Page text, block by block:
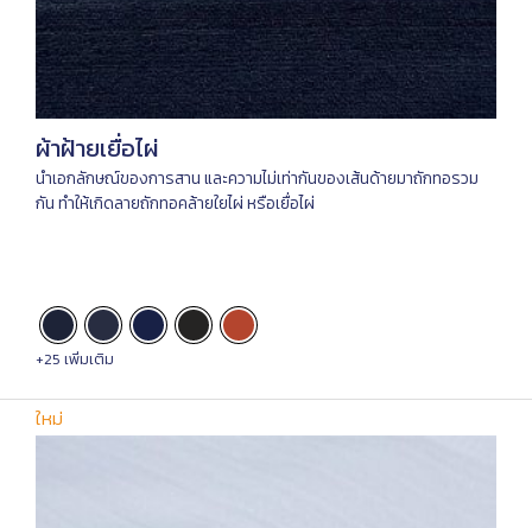
ผ้าฝ้ายเยื่อไผ่
นำเอกลักษณ์ของการสาน และความไม่เท่ากันของเส้นด้ายมาถักทอรวม
กัน ทำให้เกิดลายถักทอคล้ายใยไผ่ หรือเยื่อไผ่
+25 เพิ่มเติม
ใหม่